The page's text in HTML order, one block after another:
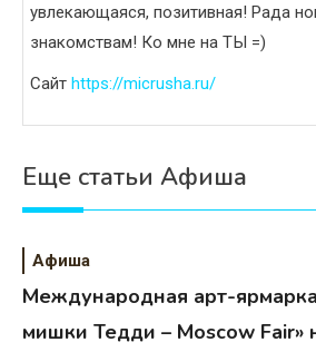
увлекающаяся, позитивная! Рада
знакомствам! Ко мне на ТЫ =)
Сайт https://micrusha.ru/
Еще статьи Афиша
Афиша
Международная арт-
мишки Тедди – Moscow Fair»